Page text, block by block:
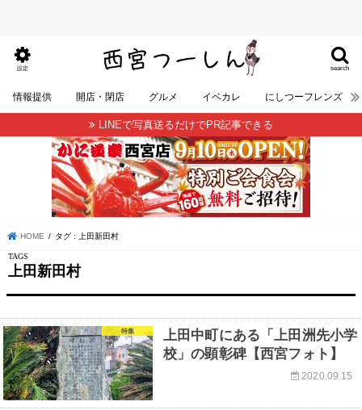
search
設定
情報提供 開店・閉店 グルメ イベカレ にしつーフレンズ
LINEで写真送るだけでPR記事できる
HOME タグ : 上田新田村
上田新田村
特集
上田中町にある「上田洲先小学
校」の顕彰碑【西宮フォト】
2020.09.15